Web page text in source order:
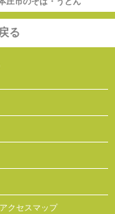
る
アクセスマップ